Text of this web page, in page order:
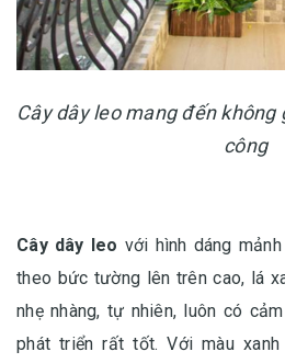
Cây dây leo mang đến
công
Cây dây leo với hình dáng
theo bức tường lên trên cao, lá
nhẹ nhàng, tự nhiên, luôn có
phát triển rất tốt. Với màu